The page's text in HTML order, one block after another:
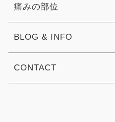
痛みの部位
BLOG & INFO
CONTACT